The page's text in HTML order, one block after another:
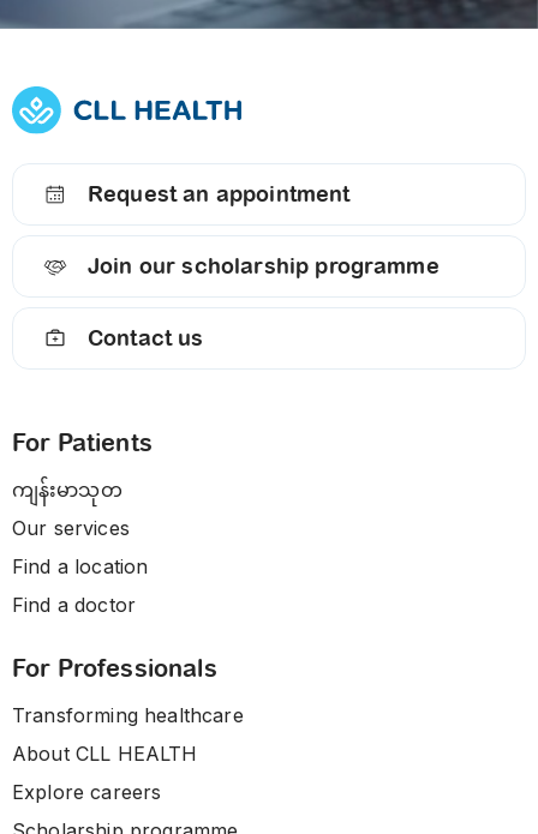
Request an appointment
Join our scholarship programme
Contact us
For Patients
ကျန်းမာသုတ
Our services
Find a location
Find a doctor
For Professionals
Transforming healthcare
About CLL HEALTH
Explore careers